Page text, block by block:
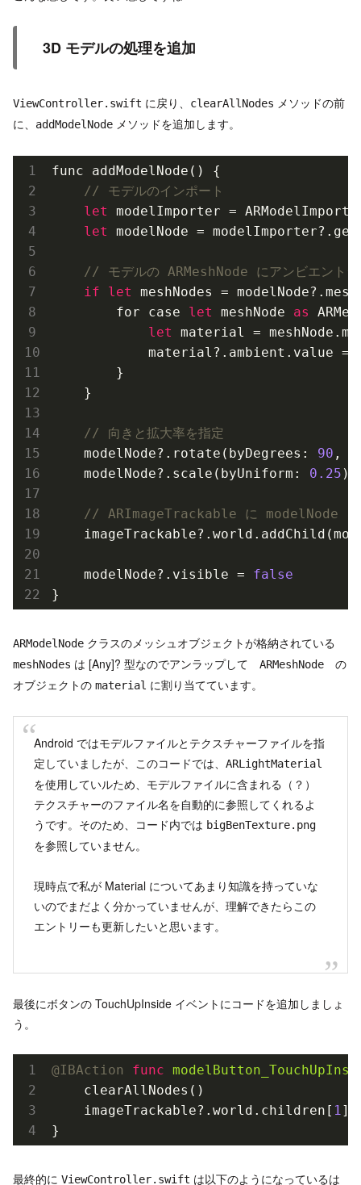
3D モデルの処理を追加
ViewController.swift に戻り、 clearAllNodes メソッドの前
に、
addModelNode メソッドを追加します。
func addModelNode()
{
// モデルのインポート
let
modelImporter =
let
modelNode = modelImporter?.get
// モデルの ARMeshNode にアンビエントラ
if
let
meshNodes =
        for case
let meshNode as
let
material =
            material?.ambient.value =
        }
    }
// 向きと拡大率を指定
    modelNode?.rotate(byDegrees:
90 ,
    modelNode?.scale(byUniform:
0.25 )
// ARImageTrackable に modelNode を
    imageTrackable?.world.add
Child(
    modelNode?.visible =
false
ARModelNode クラスのメッシュオブジェクトが格納されている
meshNodes は [Any]? 型なのでアンラップして ARMeshNode
の
オブジェクトの material に割り当てています。
Android ではモデルファイルとテクスチャーファイルを指
定していましたが、このコードでは、ARLightMaterial
を使用していルため、モデルファイルに含まれる（？）
テクスチャーのファイル名を自動的に参照してくれるよ
うです。そのため、コード内では bigBenTexture.png
を参照していません。
現時点で私が Material についてあまり知識を持っていな
いのでまだよく分かっていませんが、理解できたらこの
エントリーも更新したいと思います。
最後にボタンの TouchUpInside イベントにコードを追加しましょ
う。
@IBAction func
    clearAllNodes()
    imageTrackable?.world.children[
1
最終的に ViewController.swift は以下のようになっているは